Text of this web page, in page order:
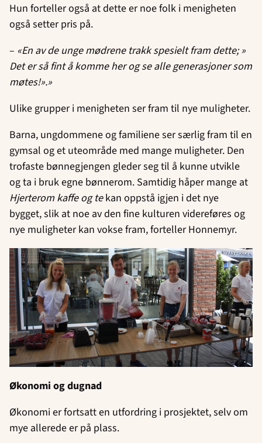
Hun forteller også at dette er noe folk i menigheten
også setter pris på.
– «En av de unge mødrene trakk spesielt fram dette; »
Det er så fint å komme her og se alle generasjoner som
møtes!».»
Ulike grupper i menigheten ser fram til nye muligheter.
Barna, ungdommene og familiene ser særlig fram til en
gymsal og et uteområde med mange muligheter. Den
trofaste bønnegjengen gleder seg til å kunne utvikle
og ta i bruk egne bønnerom. Samtidig håper mange at
Hjerterom kaffe og tekan oppstå igjen i det nye
bygget, slik at noe av den fine kulturen videreføres og
nye muligheter kan vokse fram, forteller Honnemyr.
Økonomi og dugnad
Økonomi er fortsatt en utfordring i prosjektet, selv om
mye allerede er på plass.